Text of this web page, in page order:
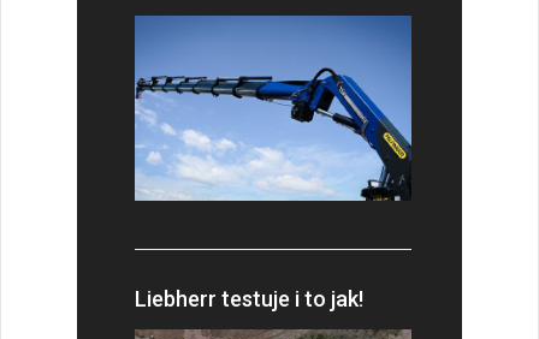
Liebherr testuje i to jak!